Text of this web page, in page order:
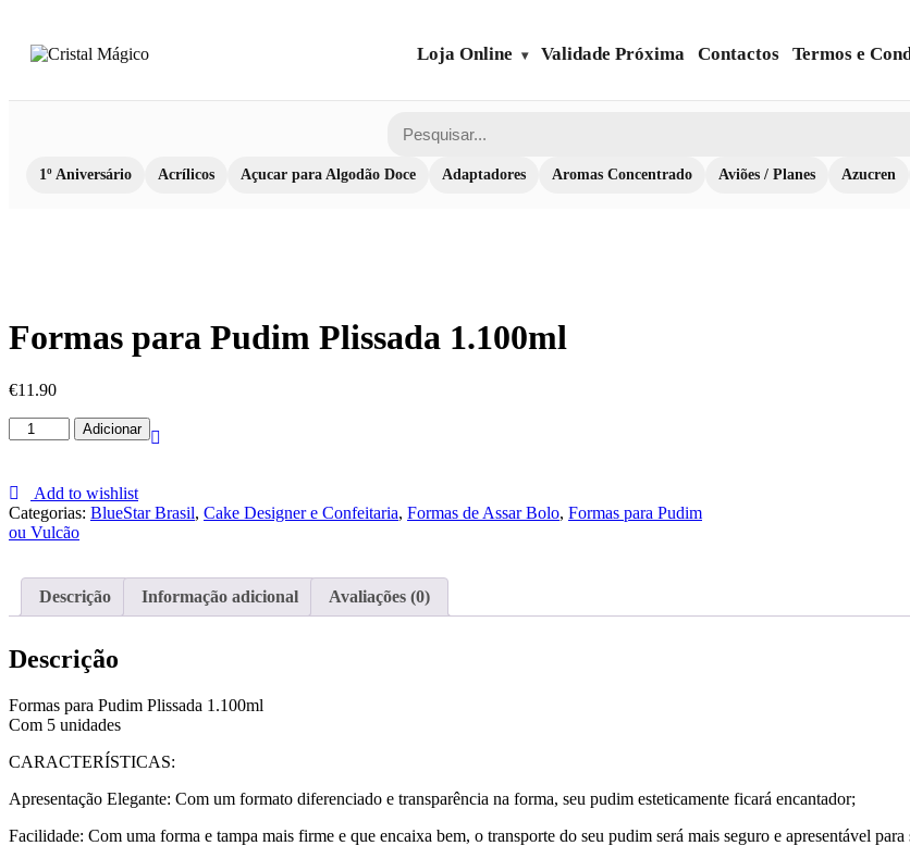
Loja Online Validade Próxima Contactos Termos e
1º Aniversário Acrílicos Açucar para Algodão Doce Adaptadores Aromas Concentrado Aviões / Planes Azucren
Formas para Pudim Plissada 1.100ml
€11.90
Quantidade
de
para
Pudim
Plissada
1.100ml
Adicionar
Add to wishlist
Categorias: BlueStar Brasil, Cake Designer e Confeitaria, Formas de Assar Bolo, Formas para Pudim
ou Vulcão
Descrição Informação adicional Avaliações (0)
Descrição
Formas para Pudim Plissada 1.100ml
Com 5 unidades
CARACTERÍSTICAS:
Apresentação Elegante: Com um formato diferenciado e transparência na forma, seu pudim esteticamente ficará encantador;
Facilidade: Com uma forma e tampa mais firme e que encaixa bem, o transporte do seu pudim será mais seguro e apresentável para